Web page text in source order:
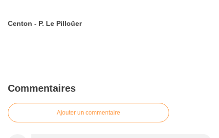
Centon - P. Le Pilloüer
Commentaires
Ajouter un commentaire